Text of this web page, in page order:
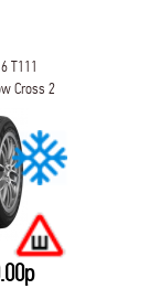
T111
Cross 2